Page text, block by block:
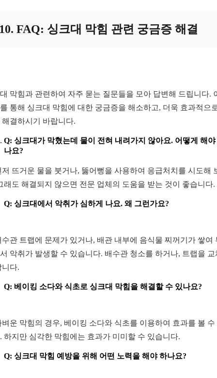
FAQ: 싱크대 막힘 관련 궁금증 해결
막힘과 관련하여 자주 묻는 질문들을 모아 답변해 드립니다.
통해 싱크대 막힘에 대한 궁금증을 해소하고, 더욱 효과적으
해결하시기 바랍니다.
Q: 싱크대가 막혔는데 물이 전혀 내려가지 않아요. 어떻게 해야
나요?
저 뜨거운 물을 붓거나, 뚫어뻥을 사용하여 응급처치를 시도해
래도 해결되지 않으면 전문 업체의 도움을 받는 것이 좋습니다.
Q: 싱크대에서 악취가 심하게 나요. 왜 그런가요?
수관 트랩에 문제가 있거나, 배관 내부에 음식물 찌꺼기가 쌓여
악취가 발생할 수 있습니다. 배수관 청소를 하거나, 트랩을 교
니다.
Q: 베이킹 소다와 식초로 싱크대 막힘을 해결할 수 있나요?
운 막힘의 경우, 베이킹 소다와 식초를 이용하여 효과를 볼 수
하지만 심각한 막힘에는 효과가 미미할 수 있습니다.
Q: 싱크대 막힘 예방을 위해 어떤 노력을 해야 하나요?